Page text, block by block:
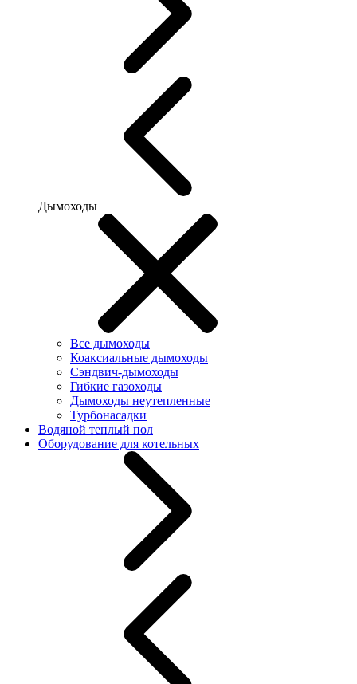
Дымоходы
Все дымоходы
Коаксиальные дымоходы
Сэндвич-дымоходы
Гибкие газоходы
Дымоходы неутепленные
Турбонасадки
Водяной теплый пол
Оборудование для котельных